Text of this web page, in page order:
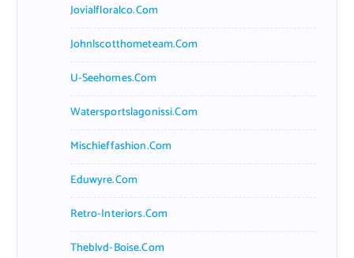
Jovialfloralco.com
Johnlscotthometeam.com
U-Seehomes.com
Watersportslagonissi.com
Mischieffashion.com
Eduwyre.com
Retro-Interiors.com
Theblvd-Boise.com